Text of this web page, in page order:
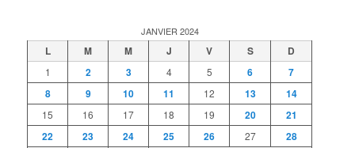
JANVIER 2024
L M M J V S D
1 2 3 4 5 6
7
8
9 10 11 12 13 14
15 16 17 18 19 20
21
22
23 24 25 26 27 28